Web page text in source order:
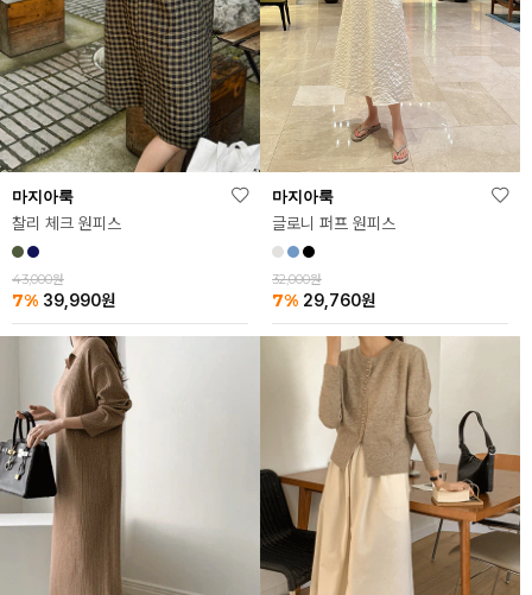
마지아룩
찰리 체크 원피스
43,000원
7% 39,990원
마지아룩
글로니 퍼프 원피스
32,000원
7% 29,760원